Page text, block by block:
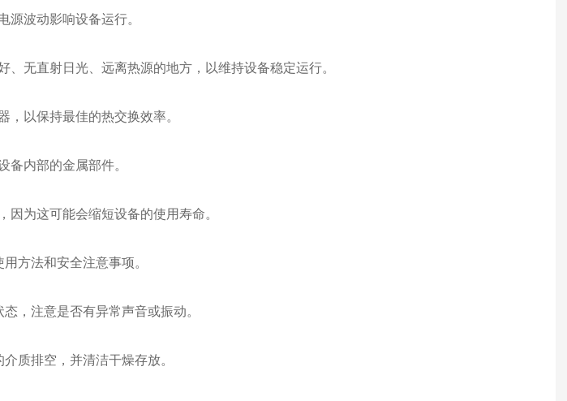
源波动影响设备运行。
、无直射日光、远离热源的地方，以维持设备稳定运行。
，以保持最佳的热交换效率。
备内部的金属部件。
因为这可能会缩短设备的使用寿命。
方法和安全注意事项。
，注意是否有异常声音或振动。
质排空，并清洁干燥存放。